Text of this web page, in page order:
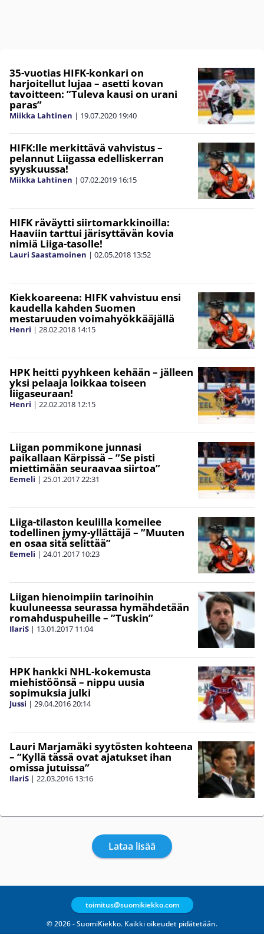
35-vuotias HIFK-konkari on
harjoitellut lujaa – asetti kovan
tavoitteen: ”Tuleva kausi on urani
paras”
Miikka Lahtinen | 19.07.2020 19:40
HIFK:lle merkittävä vahvistus –
pelannut Liigassa edelliskerran
syyskuussa!
Miikka Lahtinen | 07.02.2019 16:15
HIFK räväytti siirtomarkkinoilla:
Haaviin tarttui järisyttävän kovia
nimiä Liiga-tasolle!
Lauri Saastamoinen | 02.05.2018 13:52
Kiekkoareena: HIFK vahvistuu ensi
kaudella kahden Suomen
mestaruuden voimahyökkääjällä
Henri | 28.02.2018 14:15
HPK heitti pyyhkeen kehään – jälleen
yksi pelaaja loikkaa toiseen
liigaseuraan!
Henri | 22.02.2018 12:15
Liigan pommikone junnasi
paikallaan Kärpissä – ”Se pisti
miettimään seuraavaa siirtoa”
Eemeli | 25.01.2017 22:31
Liiga-tilaston keulilla komeilee
todellinen jymy-yllättäjä – ”Muuten
en osaa sitä selittää”
Eemeli | 24.01.2017 10:23
Liigan hienoimpiin tarinoihin
kuuluneessa seurassa hymähdetään
romahduspuheille – ”Tuskin”
IlariS | 13.01.2017 11:04
HPK hankki NHL-kokemusta
miehistöönsä – nippu uusia
sopimuksia julki
Jussi | 29.04.2016 20:14
Lauri Marjamäki syytösten kohteena
– ”Kyllä tässä ovat ajatukset ihan
omissa jutuissa”
IlariS | 22.03.2016 13:16
Lataa lisää
© 2026 - SuomiKiekko. Kaikki oikeudet pidätetään.
toimitus@suomikiekko.com